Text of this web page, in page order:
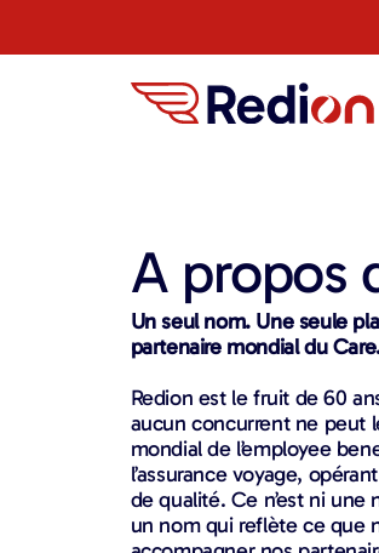
A propos
Un seul nom. Une seule
partenaire mondial du
Redion est le fruit de 60
aucun concurrent ne peut
mondial de l’employee
l’assurance voyage,
de qualité. Ce n’est ni
un nom qui reflète ce que